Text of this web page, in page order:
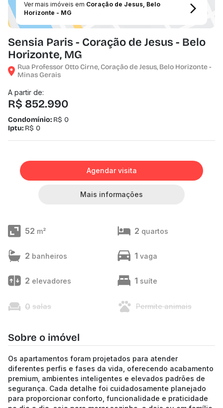
Ver mais imóveis em Coração de Jesus, Belo
Horizonte - MG
Sensia Paris - Coração de Jesus - Belo
Horizonte, MG
Rua Professor Otto Cirne, Coração de Jesus, Belo Horizonte -
Minas Gerais
A partir de:
R$ 852.990
Condomínio: R$ 0
Iptu: R$ 0
Agendar visita
Mais informações
52 m² 2 quartos
2 banheiros 1 vaga
2 elevadores 1 suíte
0 salas Permite animais
Sobre o imóvel
Os apartamentos foram projetados para atender
diferentes perfis e fases da vida, oferecendo acabamento
premium, ambientes inteligentes e elevados padrões de
segurança. Cada detalhe foi cuidadosamente planejado
para proporcionar conforto, funcionalidade e praticidade